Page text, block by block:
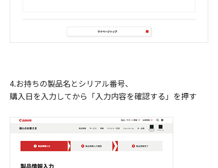
4.お持ちの製品名とシリアル番号、
購入日を入力してから「入力内容を確認する」を押す